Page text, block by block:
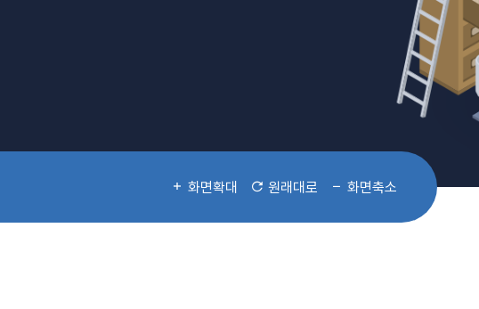
화면확대 원래대로 화면축소